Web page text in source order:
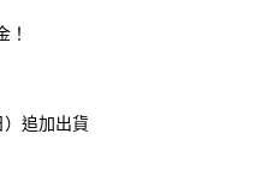
！
追加出貨